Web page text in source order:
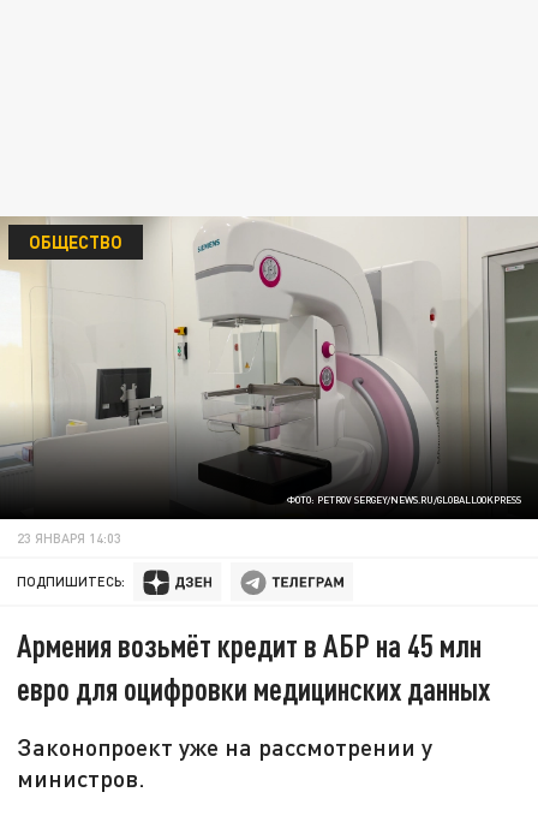
ФОТО: PETROV SERGEY/NEWS.RU/GLOBALLOOKPRESS
ОБЩЕСТВО
23 ЯНВАРЯ 14:03
ПОДПИШИТЕСЬ:
Армения возьмёт кредит в АБР на 45 млн
евро для оцифровки медицинских данных
Законопроект уже на рассмотрении у
министров.